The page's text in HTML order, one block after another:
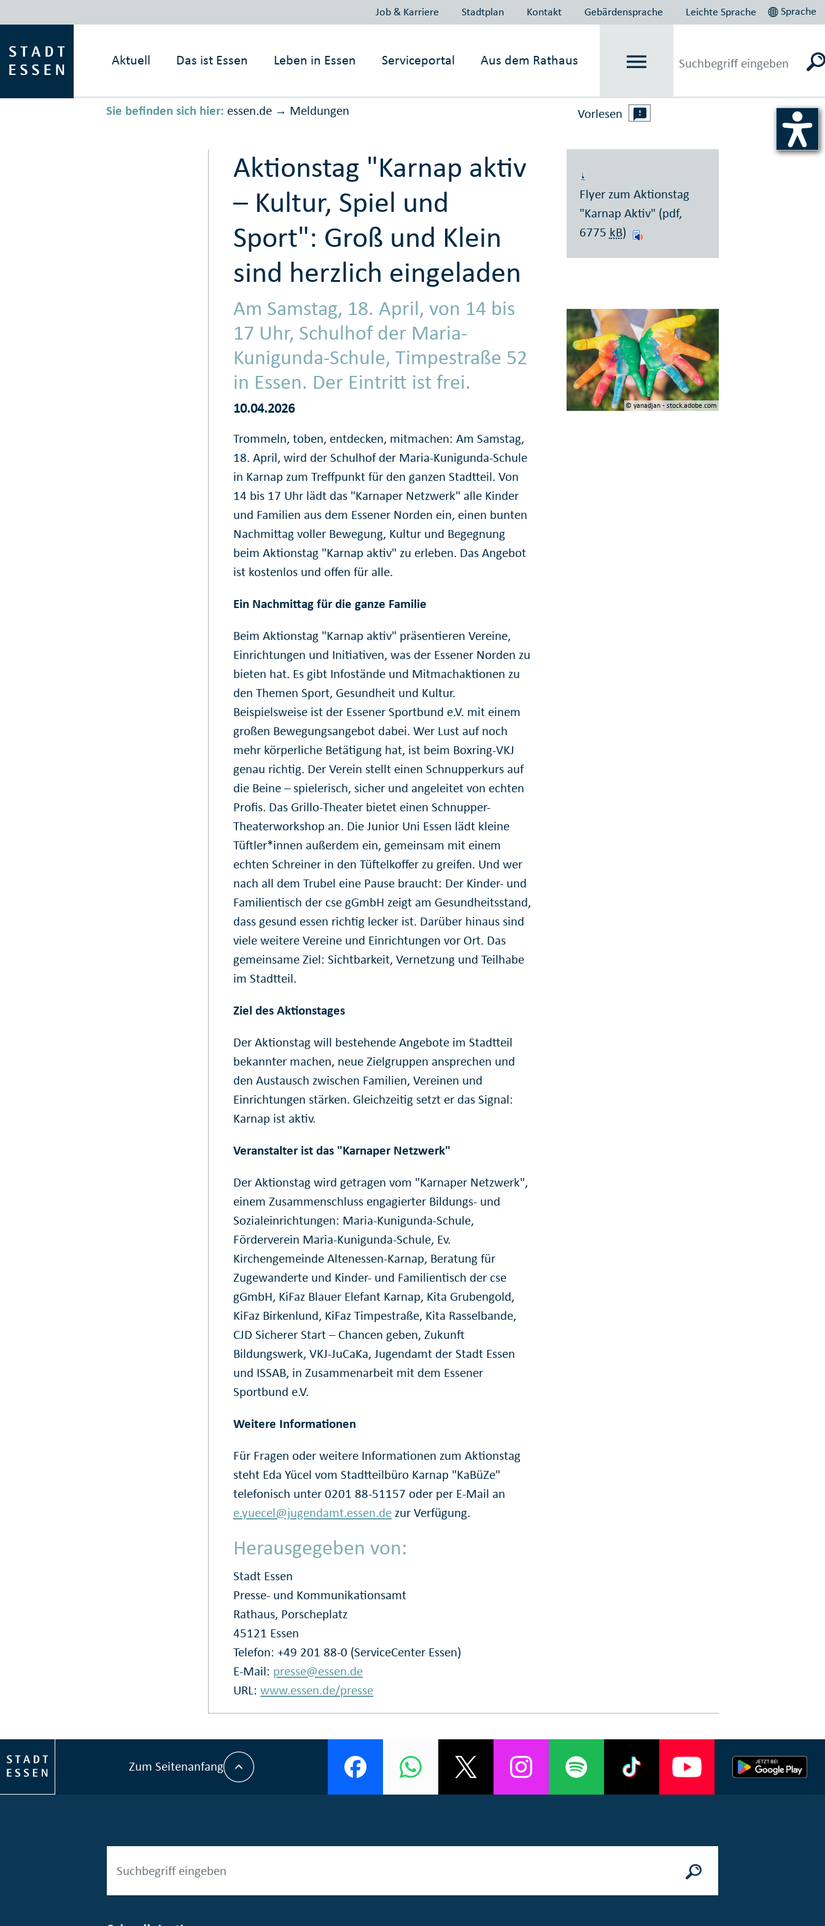
Job & Karriere Stadtplan Kontakt Gebärdensprache Leichte Sprache Sprache
Aktuell Das ist Essen Leben in Essen Serviceportal Aus dem Rathaus
Sie befinden sich hier: essen.de → Meldungen Vorlesen
Aktionstag "Karnap aktiv
– Kultur, Spiel und
Sport": Groß und Klein
sind herzlich eingeladen
Am Samstag, 18. April, von 14 bis
17 Uhr, Schulhof der Maria-
Kunigunda-Schule, Timpestraße 52
in Essen. Der Eintritt ist frei.
10.04.2026
Trommeln, toben, entdecken, mitmachen: Am Samstag,
18. April, wird der Schulhof der Maria-Kunigunda-Schule
in Karnap zum Treffpunkt für den ganzen Stadtteil. Von
14 bis 17 Uhr lädt das "Karnaper Netzwerk" alle Kinder
und Familien aus dem Essener Norden ein, einen bunten
Nachmittag voller Bewegung, Kultur und Begegnung
beim Aktionstag "Karnap aktiv" zu erleben. Das Angebot
ist kostenlos und offen für alle.
Ein Nachmittag für die ganze Familie
Beim Aktionstag "Karnap aktiv" präsentieren Vereine,
Einrichtungen und Initiativen, was der Essener Norden zu
bieten hat. Es gibt Infostände und Mitmachaktionen zu
den Themen Sport, Gesundheit und Kultur.
Beispielsweise ist der Essener Sportbund e.V. mit einem
großen Bewegungsangebot dabei. Wer Lust auf noch
mehr körperliche Betätigung hat, ist beim Boxring-VKJ
genau richtig. Der Verein stellt einen Schnupperkurs auf
die Beine – spielerisch, sicher und angeleitet von echten
Profis. Das Grillo-Theater bietet einen Schnupper-
Theaterworkshop an. Die Junior Uni Essen lädt kleine
Tüftler*innen außerdem ein, gemeinsam mit einem
echten Schreiner in den Tüftelkoffer zu greifen. Und wer
nach all dem Trubel eine Pause braucht: Der Kinder- und
Familientisch der cse gGmbH zeigt am Gesundheitsstand,
dass gesund essen richtig lecker ist. Darüber hinaus sind
viele weitere Vereine und Einrichtungen vor Ort. Das
gemeinsame Ziel: Sichtbarkeit, Vernetzung und Teilhabe
im Stadtteil.
Ziel des Aktionstages
Der Aktionstag will bestehende Angebote im Stadtteil
bekannter machen, neue Zielgruppen ansprechen und
den Austausch zwischen Familien, Vereinen und
Einrichtungen stärken. Gleichzeitig setzt er das Signal:
Karnap ist aktiv.
Veranstalter ist das "Karnaper Netzwerk"
Der Aktionstag wird getragen vom "Karnaper Netzwerk",
einem Zusammenschluss engagierter Bildungs- und
Sozialeinrichtungen: Maria-Kunigunda-Schule,
Förderverein Maria-Kunigunda-Schule, Ev.
Kirchengemeinde Altenessen-Karnap, Beratung für
Zugewanderte und Kinder- und Familientisch der cse
gGmbH, KiFaz Blauer Elefant Karnap, Kita Grubengold,
KiFaz Birkenlund, KiFaz Timpestraße, Kita Rasselbande,
CJD Sicherer Start – Chancen geben, Zukunft
Bildungswerk, VKJ-JuCaKa, Jugendamt der Stadt Essen
und ISSAB, in Zusammenarbeit mit dem Essener
Sportbund e.V.
Weitere Informationen
Für Fragen oder weitere Informationen zum Aktionstag
steht Eda Yücel vom Stadtteilbüro Karnap "KaBüZe"
telefonisch unter 0201 88-51157 oder per E-Mail an
e.yuecel@jugendamt.essen.de zur Verfügung.
Herausgegeben von:
Stadt Essen
Presse- und Kommunikationsamt
Rathaus, Porscheplatz
45121 Essen
Telefon: +49 201 88-0 (ServiceCenter Essen)
E-Mail: presse@essen.de
URL:www.essen.de/presse
Flyer zum Aktionstag
"Karnap Aktiv" (pdf,
6775 kB)
© yanadjan - stock.adobe.com
Zum Seitenanfang